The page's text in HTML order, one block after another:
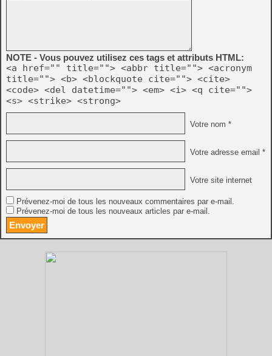
NOTE - Vous pouvez utilisez ces tags et attributs HTML:
<a href="" title=""> <abbr title=""> <acronym
title=""> <b> <blockquote cite=""> <cite>
<code> <del datetime=""> <em> <i> <q cite="">
<s> <strike> <strong>
Votre nom *
Votre adresse email *
Votre site internet
Prévenez-moi de tous les nouveaux commentaires par e-mail.
Prévenez-moi de tous les nouveaux articles par e-mail.